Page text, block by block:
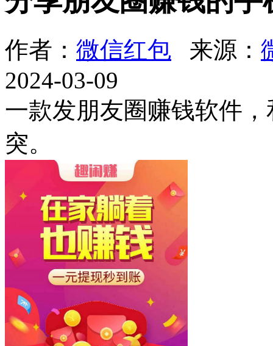
作者： 微信红包 来源：
2024-03-09
一款发朋友圈赚钱软件
突。